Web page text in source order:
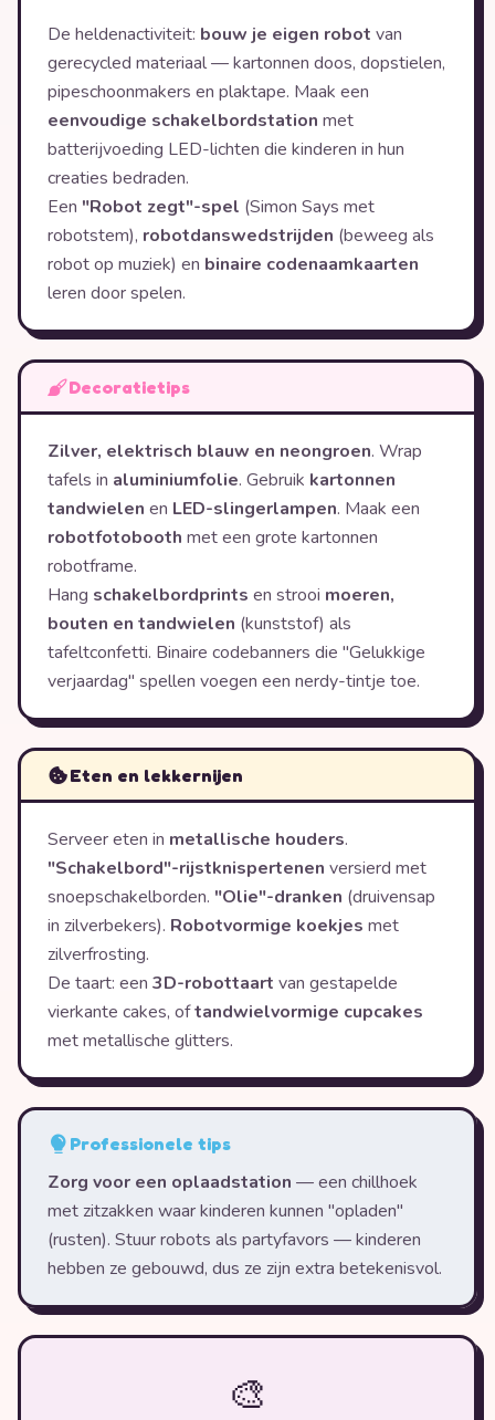
De heldenactiviteit: bouw je eigen robot van
gerecycled materiaal — kartonnen doos, dopstielen,
pipeschoonmakers en plaktape. Maak een
eenvoudige schakelbordstation met
batterijvoeding LED-lichten die kinderen in hun
creaties bedraden.
Een "Robot zegt"-spel (Simon Says met
robotstem), robotdanswedstrijden (beweeg als
robot op muziek) en binaire codenaamkaarten
leren door spelen.
Decoratietips
Zilver, elektrisch blauw en neongroen. Wrap
tafels in aluminiumfolie. Gebruik kartonnen
tandwielen en LED-slingerlampen. Maak een
robotfotobooth met een grote kartonnen
robotframe.
Hang schakelbordprints en strooi moeren,
bouten en tandwielen (kunststof) als
tafeltconfetti. Binaire codebanners die "Gelukkige
verjaardag" spellen voegen een nerdy-tintje toe.
Eten en lekkernijen
Serveer eten in metallische houders.
"Schakelbord"-rijstknispertenen versierd met
snoepschakelborden. "Olie"-dranken (druivensap
in zilverbekers). Robotvormige koekjes met
zilverfrosting.
De taart: een 3D-robottaart van gestapelde
vierkante cakes, oftandwielvormige cupcakes
met metallische glitters.
Professionele tips
Zorg voor een oplaadstation — een chillhoek
met zitzakken waar kinderen kunnen "opladen"
(rusten). Stuur robots als partyfavors — kinderen
hebben ze gebouwd, dus ze zijn extra betekenisvol.
🎨